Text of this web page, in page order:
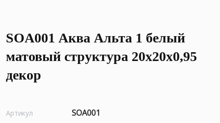
SOA001 Аква Альта 1 белый
матовый структура 20x20x0,95
декор
Артикул SOA001